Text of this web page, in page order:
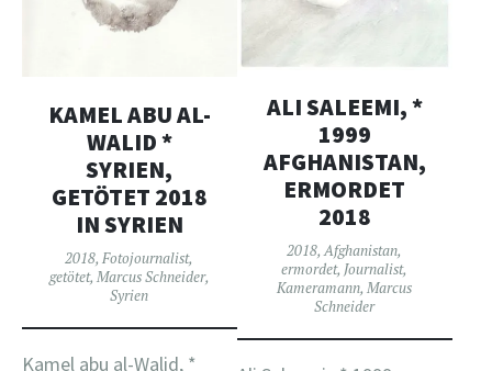
KAMEL ABU AL-
WALID *
SYRIEN,
GETÖTET 2018
IN SYRIEN
2018,Fotojournalist,
getötet, Marcus Schneider,
Syrien
Kamel abu al-Walid, *
ALI SALEEMI, *
1999
AFGHANISTAN,
ERMORDET
2018
2018,Afghanistan,
ermordet, Journalist,
Kameramann,Marcus
Schneider